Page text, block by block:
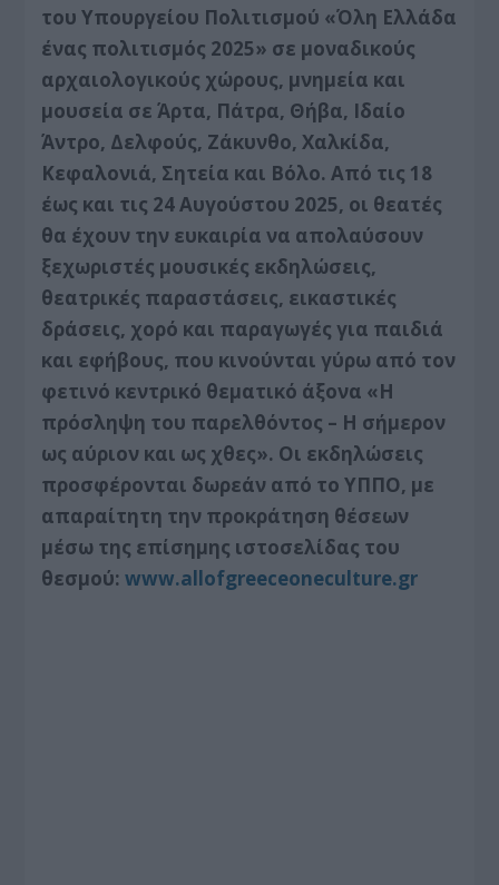
του Υπουργείου Πολιτισμού «Όλη Ελλάδα
ένας πολιτισμός 2025» σε μοναδικούς
αρχαιολογικούς χώρους, μνημεία και
μουσεία σε Άρτα, Πάτρα, Θήβα, Ιδαίο
Άντρο, Δελφούς, Ζάκυνθο, Χαλκίδα,
Κεφαλονιά, Σητεία και Βόλο. Από τις 18
έως και τις 24 Αυγούστου 2025, οι θεατές
θα έχουν την ευκαιρία να απολαύσουν
ξεχωριστές μουσικές εκδηλώσεις,
θεατρικές παραστάσεις, εικαστικές
δράσεις, χορό και παραγωγές για παιδιά
και εφήβους, που κινούνται γύρω από τον
φετινό κεντρικό θεματικό άξονα «Η
πρόσληψη του παρελθόντος – Η σήμερον
ως αύριον και ως χθες». Οι εκδηλώσεις
προσφέρονται δωρεάν από το ΥΠΠΟ, με
απαραίτητη την προκράτηση θέσεων
μέσω της επίσημης ιστοσελίδας του
θεσμού: www.allofgreeceoneculture.gr